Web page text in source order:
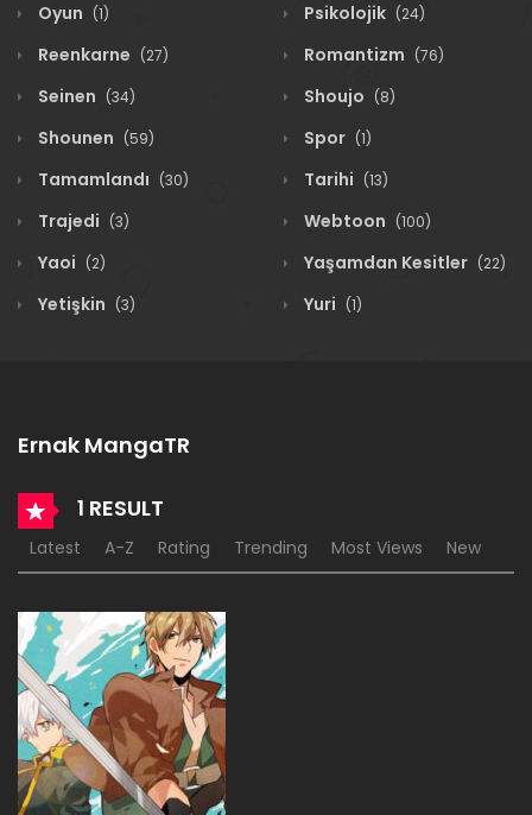
Oyun (1) Psikolojik (24)
Reenkarne (27) Romantizm (76)
Seinen (34) Shoujo (8)
Shounen (59) Spor (1)
Tamamlandı (30) Tarihi (13)
Trajedi (3) Webtoon (100)
Yaoi (2) Yaşamdan Kesitler (22)
Yetişkin (3) Yuri (1)
Ernak MangaTR
1 RESULT
Latest A-Z Rating Trending Most Views New